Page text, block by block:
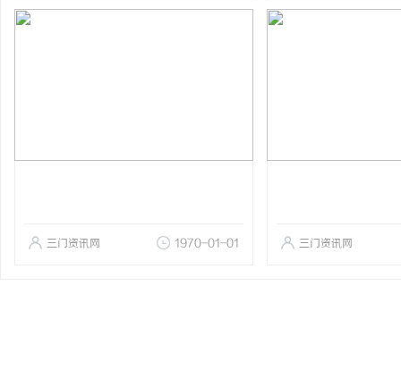
三门资讯网 1970-01-01 三门资讯网